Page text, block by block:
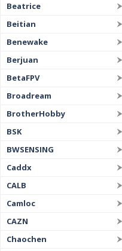
Beatrice
Beitian
Benewake
Berjuan
BetaFPV
Broadream
BrotherHobby
BSK
BWSENSING
Caddx
CALB
Camloc
CAZN
Chaochen